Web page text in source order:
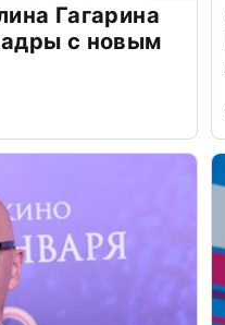
Гагарина
с новым